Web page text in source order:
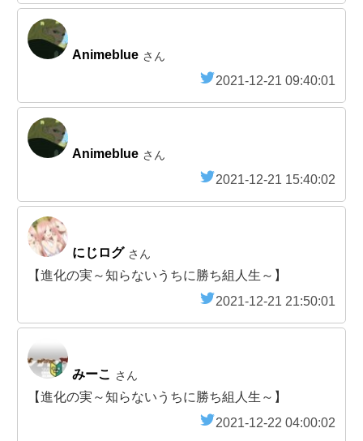
Animeblue さん
2021-12-21 09:40:01
Animeblue さん
2021-12-21 15:40:02
にじログ さん
【進化の実～知らないうちに勝ち組人生～】
2021-12-21 21:50:01
みーこ さん
【進化の実～知らないうちに勝ち組人生～】
2021-12-22 04:00:02